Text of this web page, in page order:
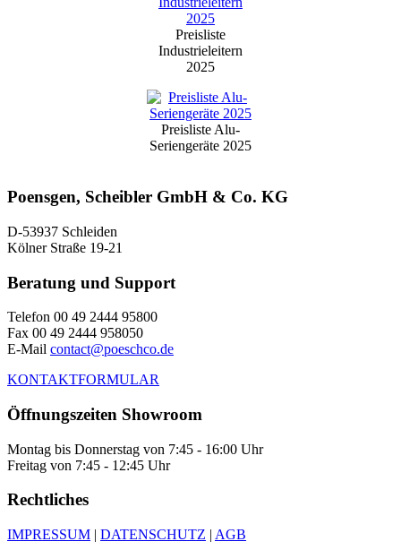
Preisliste
Industrieleitern
2025
Preisliste Alu-
Seriengeräte 2025
Poensgen, Scheibler GmbH & Co. KG
D-53937 Schleiden
Kölner Straße 19-21
Beratung und Support
Telefon 00 49 2444 95800
Fax 00 49 2444 958050
E-Mail contact@poeschco.de
KONTAKTFORMULAR
Öffnungszeiten Showroom
Montag bis Donnerstag von 7:45 - 16:00 Uhr
Freitag von 7:45 - 12:45 Uhr
Rechtliches
IMPRESSUM | DATENSCHUTZ | AGB